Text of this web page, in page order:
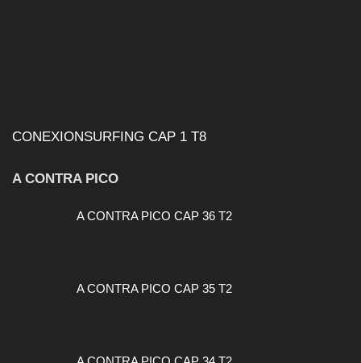
CONEXIONSURFING CAP 1 T8
A CONTRA PICO
A CONTRA PICO CAP 36 T2
A CONTRA PICO CAP 35 T2